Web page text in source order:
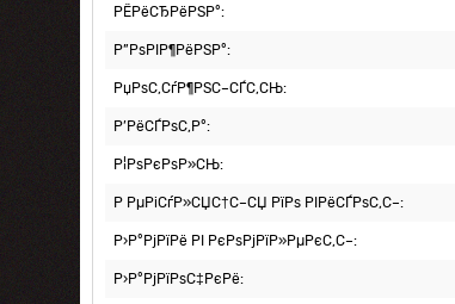
РЁРёСЂРёРЅР°:
Р”РѕРІР¶РёРЅР°:
РџРѕС‚СѓР¶РЅС–СЃС‚СЊ:
Р’РёСЃРѕС‚Р°:
Р¦РѕРєРѕР»СЊ:
Р РµРіСѓР»СЏС†С–СЏ РїРѕ РІРёСЃРѕС‚С–:
Р›Р°РјРїРё РІ РєРѕРјРїР»РµРєС‚С–:
Р›Р°РјРїРѕС‡РєРё: